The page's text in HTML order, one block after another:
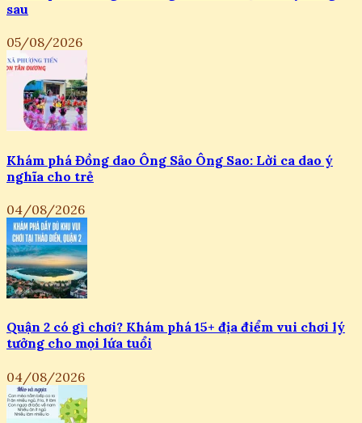
sau
05/08/2026
Khám phá Đồng dao Ông Sảo Ông Sao: Lời ca dao ý
nghĩa cho trẻ
04/08/2026
Quận 2 có gì chơi? Khám phá 15+ địa điểm vui chơi lý
tưởng cho mọi lứa tuổi
04/08/2026